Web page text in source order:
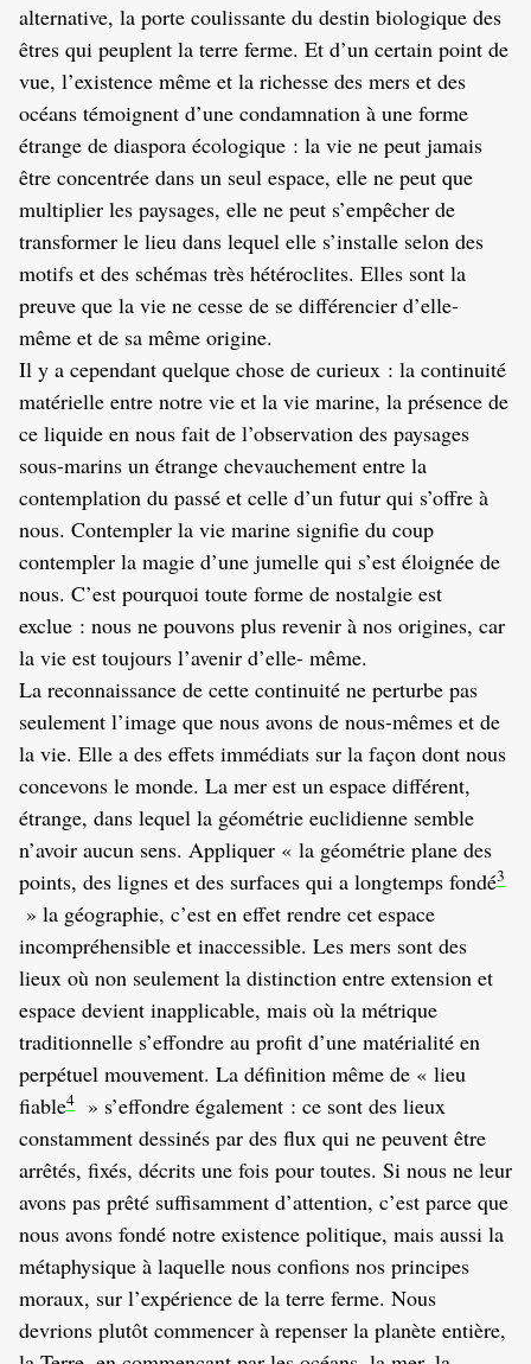
alternative, la porte coulissante du destin biologique des
êtres qui peuplent la terre ferme. Et d’un certain point de
vue, l’existence même et la richesse des mers et des
océans témoignent d’une condamnation à une forme
étrange de diaspora écologique : la vie ne peut jamais
être concentrée dans un seul espace, elle ne peut que
multiplier les paysages, elle ne peut s’empêcher de
transformer le lieu dans lequel elle s’installe selon des
motifs et des schémas très hétéroclites. Elles sont la
preuve que la vie ne cesse de se différencier d’elle-
même et de sa même origine.
Il y a cependant quelque chose de curieux : la continuité
matérielle entre notre vie et la vie marine, la présence de
ce liquide en nous fait de l’observation des paysages
sous-marins un étrange chevauchement entre la
contemplation du passé et celle d’un futur qui s’offre à
nous. Contempler la vie marine signifie du coup
contempler la magie d’une jumelle qui s’est éloignée de
nous. C’est pourquoi toute forme de nostalgie est
exclue : nous ne pouvons plus revenir à nos origines, car
la vie est toujours l’avenir d’elle- même.
La reconnaissance de cette continuité ne perturbe pas
seulement l’image que nous avons de nous-mêmes et de
la vie. Elle a des effets immédiats sur la façon dont nous
concevons le monde. La mer est un espace différent,
étrange, dans lequel la géométrie euclidienne semble
n’avoir aucun sens. Appliquer « la géométrie plane des
points, des lignes et des surfaces qui a longtemps fondé3
» la géographie, c’est en effet rendre cet espace
incompréhensible et inaccessible. Les mers sont des
lieux où non seulement la distinction entre extension et
espace devient inapplicable, mais où la métrique
traditionnelle s’effondre au profit d’une matérialité en
perpétuel mouvement. La définition même de « lieu
fiable4
» s’effondre également : ce sont des lieux
constamment dessinés par des flux qui ne peuvent être
arrêtés, fixés, décrits une fois pour toutes. Si nous ne leur
avons pas prêté suffisamment d’attention, c’est parce que
nous avons fondé notre existence politique, mais aussi la
métaphysique à laquelle nous confions nos principes
moraux, sur l’expérience de la terre ferme. Nous
devrions plutôt commencer à repenser la planète entière,